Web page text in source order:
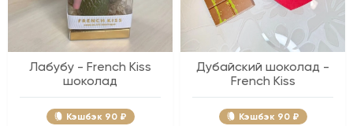
Лабубу - French Kiss
шоколад
Кэшбэк 90 ₽
Дубайский шоколад -
French Kiss
Кэшбэк 90 ₽